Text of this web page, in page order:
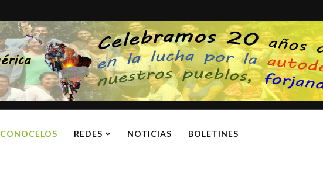
CONOCELOS REDES NOTICIAS BOLETINES